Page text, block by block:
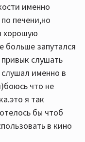
именно
печени,но
хорошую
больше запутался
слушать
именно в
что не
я так
бы чтоб
в кино